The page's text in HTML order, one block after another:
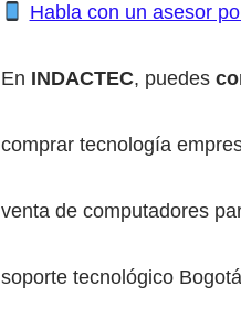
Habla con un asesor
En INDACTEC, puedes
comprar tecnología
venta de computadores
soporte tecnológico Bogotá